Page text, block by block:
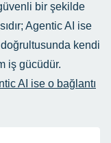
bir şekilde
Agentic AI ise
kendi
iş gücüdür.
AI ise o bağlantı